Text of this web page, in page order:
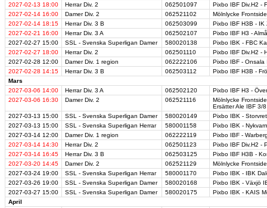
2027-02-13 18:00 Herrar Div. 2 062501097
Pixbo IBF Div.H2 -
2027-02-14 16:00 Damer Div. 2 062521102
Mölnlycke
2027-02-14 18:15 Herrar Div. 3 B 062503099
Pixbo IBF H3B - IK
2027-02-21 16:00 Herrar Div. 3 A 062502107
Pixbo IBF H3 -
2027-02-27 15:00 SSL - Svenska Superligan Damer 580020138
Pixbo IBK - FBC
2027-02-27 18:00 Herrar Div. 2 062501110
Pixbo IBF Div.H2 -
2027-02-28 12:00 Damer Div. 1 region 062222106
Pixbo IBF - Onsala
2027-02-28 14:15 Herrar Div. 3 B 062503112
Pixbo IBF H3B -
Mars
2027-03-06 14:00 Herrar Div. 3 A 062502120
Pixbo IBF H3 -
2027-03-06 16:30 Damer Div. 2 062521116
Mölnlycke
Ersätter Ale IBF 3/8
2027-03-13 15:00 SSL - Svenska Superligan Damer 580020149
Pixbo IBK -
2027-03-13 15:00 SSL - Svenska Superligan Herrar 580001158
Pixbo IBK -
2027-03-14 12:00 Damer Div. 1 region 062222119
Pixbo IBF -
2027-03-14 14:30 Herrar Div. 2 062501123
Pixbo IBF Div.H2 -
2027-03-14 16:45 Herrar Div. 3 B 062503125
Pixbo IBF H3B -
2027-03-20 14:45 Damer Div. 2 062521129
Mölnlycke
2027-03-24 19:00 SSL - Svenska Superligan Herrar 580001170
Pixbo IBK - IBK
2027-03-26 19:00 SSL - Svenska Superligan Damer 580020168
Pixbo IBK - Växjö
2027-03-27 15:00 SSL - Svenska Superligan Damer 580020175
Pixbo IBK - KAIS
April